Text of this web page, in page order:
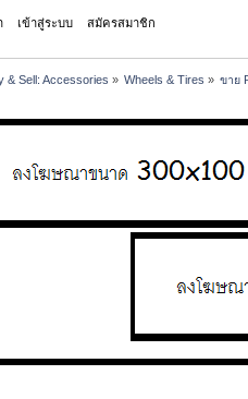
เข้าสู่ระบบ สมัครสมาชิก
& Sell: Accessories » Wheels & Tires » ขาย